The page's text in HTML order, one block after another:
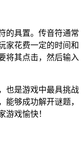
的具置。传音符通常
家花费一定的时间和
将其点击，然后输入
也是游戏中最具挑战
能够成功解开谜题，
游戏愉快！